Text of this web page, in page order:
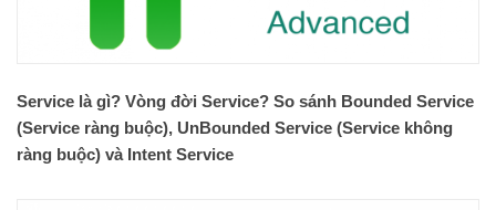
Service là gì? Vòng đời Service? So sánh Bounded Service
(Service ràng buộc), UnBounded Service (Service không
ràng buộc) và Intent Service